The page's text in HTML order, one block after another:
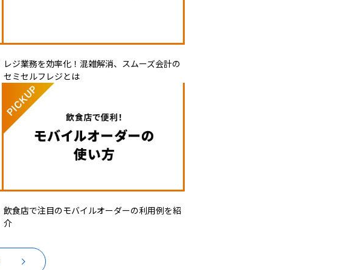
レジ業務を効率化！混雑解消、スムーズ会計の
セミセルフレジとは
飲食店で注目のモバイルオーダーの利用例を紹
介